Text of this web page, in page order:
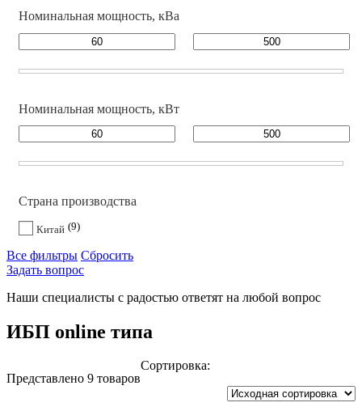
Номинальная мощность, кВа
Номинальная мощность, кВт
Страна производства
Китай 9
Все фильтры Сбросить
Задать вопрос
Наши специалисты с радостью ответят на любой вопрос
ИБП online типа
Представлено 9 товаров
Сортировка: